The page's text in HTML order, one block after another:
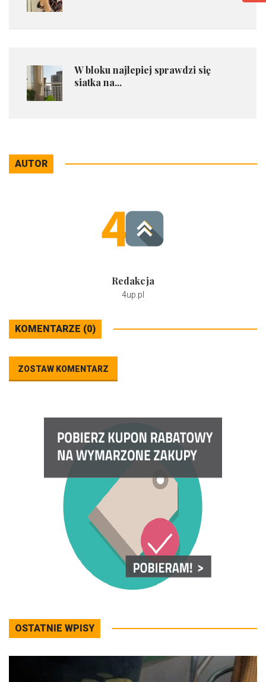
​W bloku najlepiej sprawdzi się
siatka na...
AUTOR
Redakcja
4up.pl
KOMENTARZE (0)
ZOSTAW KOMENTARZ
OSTATNIE WPISY